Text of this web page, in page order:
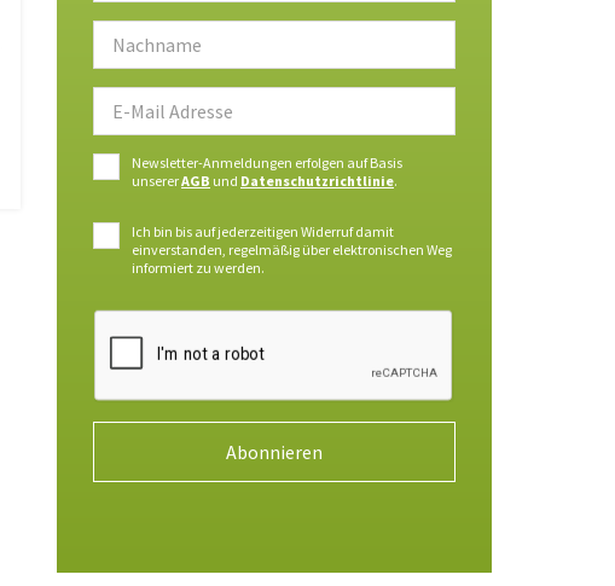
Newsletter-Anmeldungen erfolgen auf Basis
unsererAGB und Datenschutzrichtlinie.
Ich bin bis auf jederzeitigen Widerruf damit
einverstanden, regelmäßig über elektronischen Weg
informiert zu werden.
Abonnieren